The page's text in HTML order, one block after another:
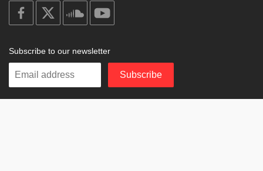
on
facebook
soundcloud
Subscribe to our newsletter
Enter
email
Subscribe